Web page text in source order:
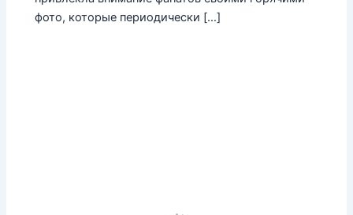
фото, которые периодически […]